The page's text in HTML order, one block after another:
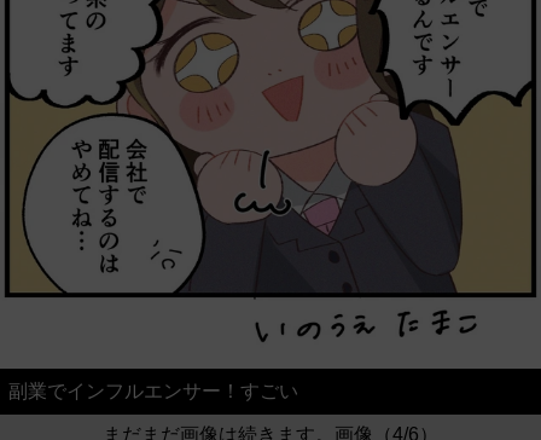
副業でインフルエンサー！すごい
まだまだ画像は続きます。画像（4/6）